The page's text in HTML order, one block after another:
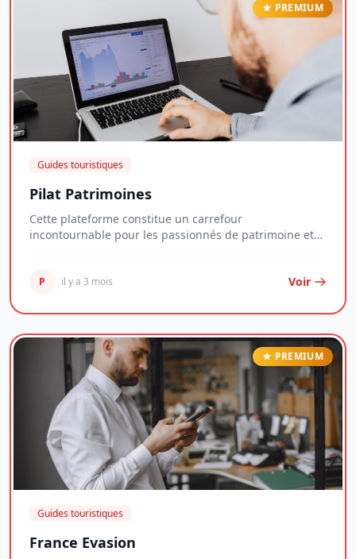
PREMIUM
Guides touristiques
Pilat Patrimoines
Cette plateforme constitue un carrefour
incontournable pour les passionnés de patrimoine et
P il y a 3 mois Voir
PREMIUM
Guides touristiques
France Evasion